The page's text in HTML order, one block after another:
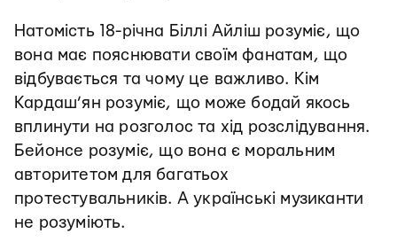
Натомість 18-річна Біллі Айліш розуміє, що
вона має пояснювати своїм фанатам, що
відбувається та чому це важливо. Кім
Кардаш’ян розуміє, що може бодай якось
вплинути на розголос та хід розслідування.
Бейонсе розуміє, що вона є моральним
авторитетом для багатьох
протестувальників. А українські музиканти
не розуміють.